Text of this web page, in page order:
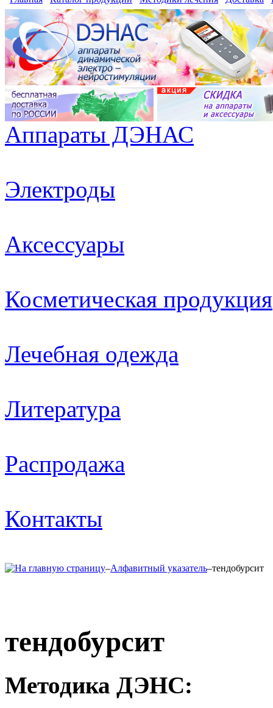
Аппараты ДЭНАС
Электроды
Аксессуары
Косметическая продукция
Лечебная одежда
Литература
Распродажа
Контакты
–Алфавитный указатель–тендобурсит
тендобурсит
Методика ДЭНС: